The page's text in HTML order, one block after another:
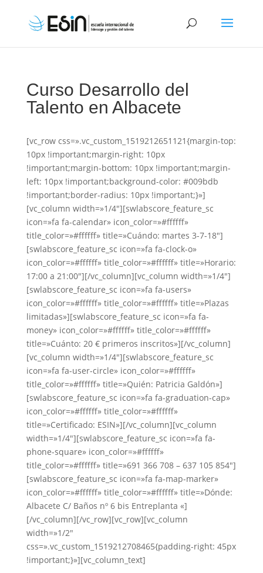
Curso Desarrollo del
Talento en Albacete
[vc_row css=».vc_custom_1519212651121{margin-top:
10px !important;margin-right: 10px
!important;margin-bottom: 10px !important;margin-
left: 10px !important;background-color: #009bdb
!important;border-radius: 10px !important;}»]
[vc_column width=»1/4″][swlabscore_feature_sc
icon=»fa fa-calendar» icon_color=»#ffffff»
title_color=»#ffffff» title=»Cuándo: martes 3-7-18″]
[swlabscore_feature_sc icon=»fa fa-clock-o»
icon_color=»#ffffff» title_color=»#ffffff» title=»Horario:
17:00 a 21:00″][/vc_column][vc_column width=»1/4″]
[swlabscore_feature_sc icon=»fa fa-users»
icon_color=»#ffffff» title_color=»#ffffff» title=»Plazas
limitadas»][swlabscore_feature_sc icon=»fa fa-
money» icon_color=»#ffffff» title_color=»#ffffff»
title=»Cuánto: 20 € primeros inscritos»][/vc_column]
[vc_column width=»1/4″][swlabscore_feature_sc
icon=»fa fa-user-circle» icon_color=»#ffffff»
title_color=»#ffffff» title=»Quién: Patricia Galdón»]
[swlabscore_feature_sc icon=»fa fa-graduation-cap»
icon_color=»#ffffff» title_color=»#ffffff»
title=»Certificado: ESIN»][/vc_column][vc_column
width=»1/4″][swlabscore_feature_sc icon=»fa fa-
phone-square» icon_color=»#ffffff»
title_color=»#ffffff» title=»691 366 708 – 637 105 854″]
[swlabscore_feature_sc icon=»fa fa-map-marker»
icon_color=»#ffffff» title_color=»#ffffff» title=»Dónde:
Albacete C/ Baños nº 6 bis Entreplanta «]
[/vc_column][/vc_row][vc_row][vc_column
width=»1/2″
css=».vc_custom_1519212708465{padding-right: 45px
!important;}»][vc_column_text]